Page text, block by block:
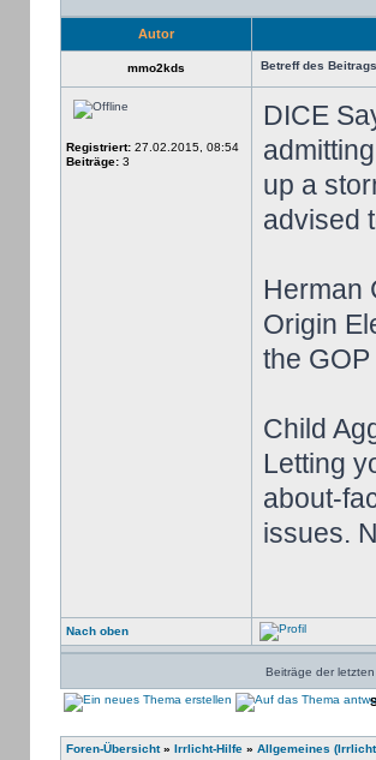
Autor
mmo2kds Betreff des
Registriert:27.02.2015, 08:54
Beiträge:3
DICE
up a
advised
Herman
Origin
the
Child
Letting
about-
issues.
Nach oben
Beiträge der
Foren-Übersicht» Irrlicht-Hilfe» Allgemeines